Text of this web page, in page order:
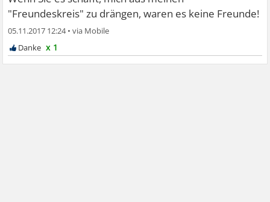
"Freundeskreis" zu drängen, waren es keine Freunde!
05.11.2017 12:24•
x 1